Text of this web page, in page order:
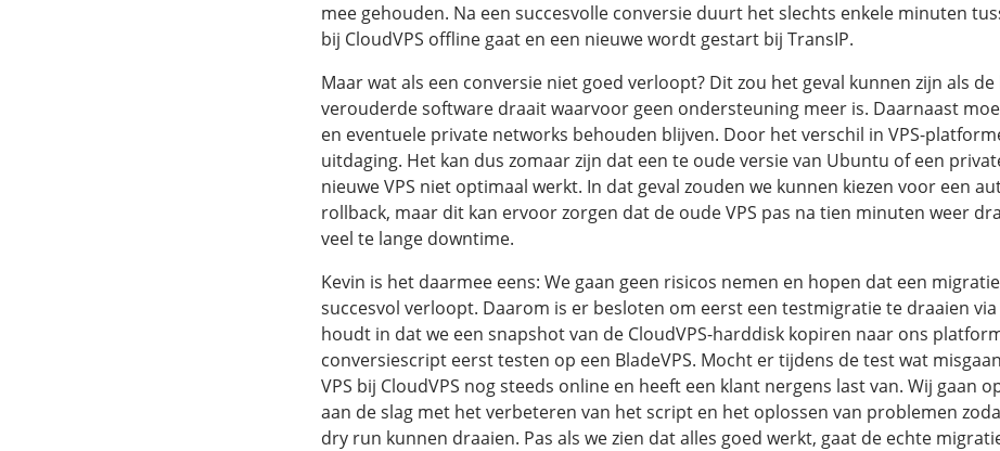
mee gehouden. Na een succesvolle conversie duurt het slechts enkele minuten
bij CloudVPS offline gaat en een nieuwe wordt gestart bij TransIP.
Maar wat als een conversie niet goed verloopt? Dit zou het geval kunnen zijn als
verouderde software draait waarvoor geen ondersteuning meer is. Daarnaast
en eventuele private networks behouden blijven. Door het verschil in VPS-
uitdaging. Het kan dus zomaar zijn dat een te oude versie van Ubuntu of een
nieuwe VPS niet optimaal werkt. In dat geval zouden we kunnen kiezen voor een
rollback, maar dit kan ervoor zorgen dat de oude VPS pas na tien minuten weer
veel te lange downtime.
Kevin is het daarmee eens: We gaan geen risicos nemen en hopen dat een
succesvol verloopt. Daarom is er besloten om eerst een testmigratie te draaien
houdt in dat we een snapshot van de CloudVPS-harddisk kopiren naar ons
conversiescript eerst testen op een BladeVPS. Mocht er tijdens de test wat
VPS bij CloudVPS nog steeds online en heeft een klant nergens last van. Wij gaan
aan de slag met het verbeteren van het script en het oplossen van problemen
dry run kunnen draaien. Pas als we zien dat alles goed werkt, gaat de echte